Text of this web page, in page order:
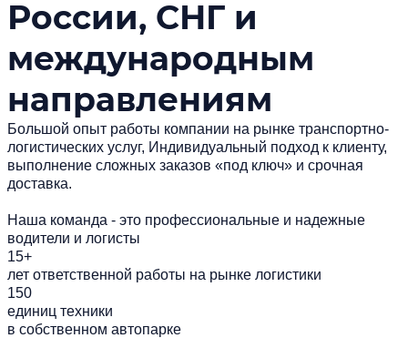
России, СНГ и
международным
направлениям
Большой опыт работы компании на рынке транспортно-
логистических услуг, Индивидуальный подход к клиенту,
выполнение сложных заказов «под ключ» и срочная
доставка.
Наша команда - это профессиональные и надежные
водители и логисты
15+
лет ответственной работы на рынке логистики
150
единиц техники
в собственном автопарке